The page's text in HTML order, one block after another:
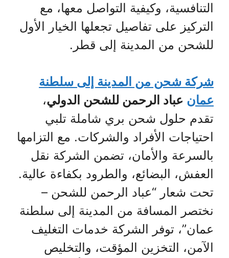
التنافسية، وكيفية التواصل معها، مع
التركيز على تفاصيل تجعلها الخيار الأول
للشحن من المدينة إلى قطر.
شركة شحن من المدينة إلى سلطنة
عمان عباد الرحمن للشحن الدولي،
تقدم حلول شحن بري شاملة تلبي
احتياجات الأفراد والشركات. مع التزامها
بالسرعة والأمان، تضمن الشركة نقل
العفش، البضائع، والطرود بكفاءة عالية.
تحت شعار “عباد الرحمن للشحن –
نختصر المسافة من المدينة إلى سلطنة
عمان”، توفر الشركة خدمات التغليف
الآمن، التخزين المؤقت، والتخليص